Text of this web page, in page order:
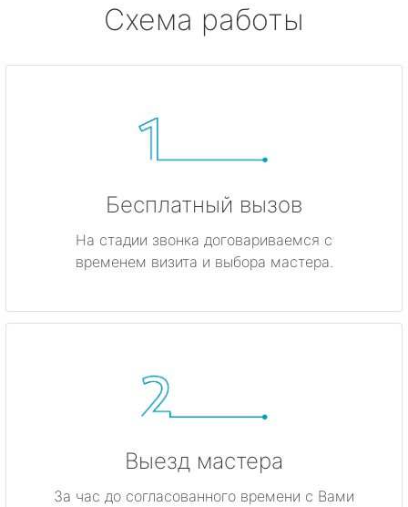
Схема работы
Бесплатный вызов
На стадии звонка договариваемся с
временем визита и выбора мастера.
Выезд мастера
За час до согласованного времени с Вами